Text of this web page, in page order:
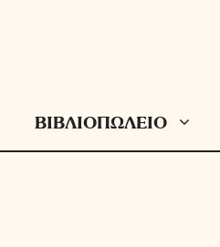
ΒΙΒΛΙΟΠΩΛΕΙΟ